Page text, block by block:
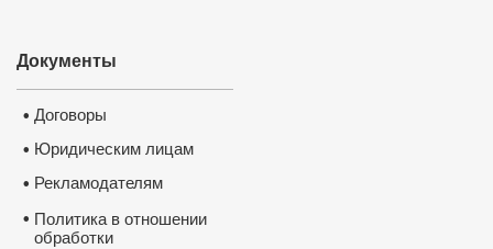
Документы
• Договоры
• Юридическим лицам
• Рекламодателям
• Политика в отношении
обработки